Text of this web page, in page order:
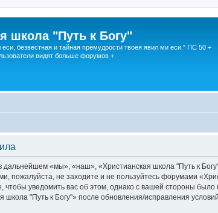
школа "Путь к Богу"
безвестная и тайная премудрости твоея явил ми еси." ПС 50 +
видят больше форумов +
«мы», «наш», «Христианская школа "Путь к
пожалуйста, не заходите и не пользуйтесь форумами
уведомить вас об этом, однако с вашей стороны
"Путь к Богу"» после обновления/исправления